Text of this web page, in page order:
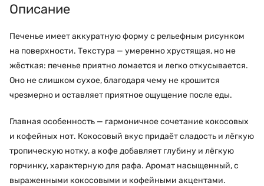
Описание
Печенье имеет аккуратную форму с рельефным рисунком
на поверхности. Текстура — умеренно хрустящая, но не
жёсткая: печенье приятно ломается и легко откусывается.
Оно не слишком сухое, благодаря чему не крошится
чрезмерно и оставляет приятное ощущение после еды.
Главная особенность — гармоничное сочетание кокосовых
и кофейных нот. Кокосовый вкус придаёт сладость и лёгкую
тропическую нотку, а кофе добавляет глубину и лёгкую
горчинку, характерную для рафа. Аромат насыщенный, с
выраженными кокосовыми и кофейными акцентами.